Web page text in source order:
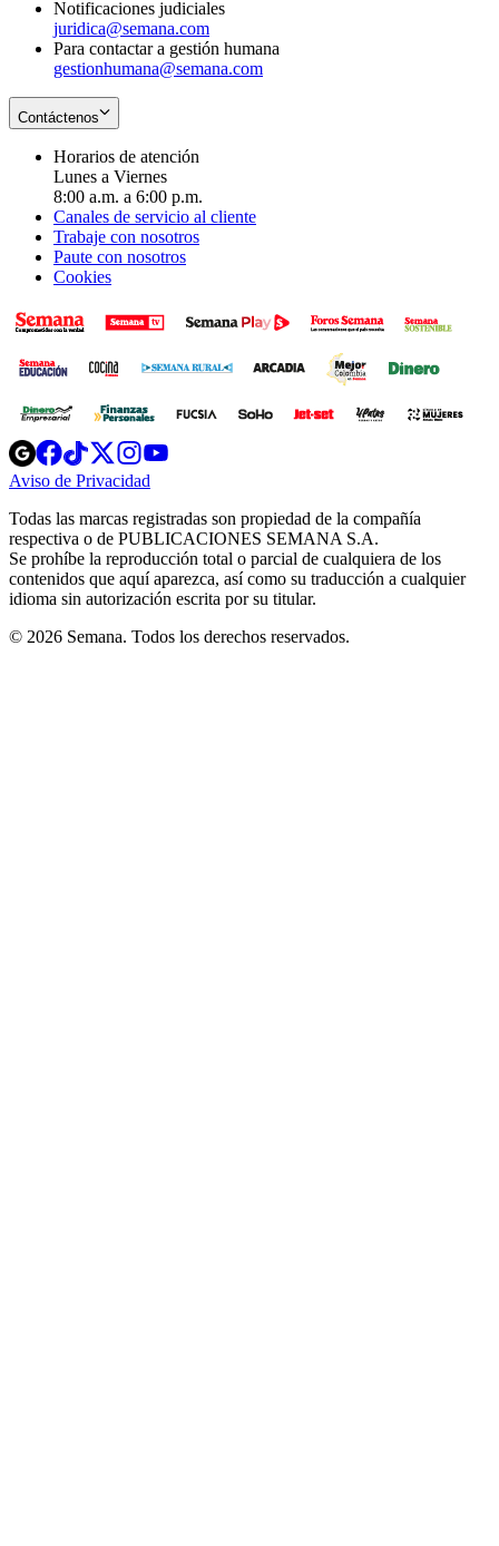
Notificaciones judiciales
juridica@semana.com
Para contactar a gestión humana
gestionhumana@semana.com
Contáctenos
Horarios de atención
Lunes a Viernes
8:00 a.m. a 6:00 p.m.
Canales de servicio al cliente
Trabaje con nosotros
Paute con nosotros
Cookies
Opens
in
new
Opens
in
new
Opens
in
new
window
Opens
new
windowwindow
Aviso de Privacidad
new
window
Todas las marcas registradas son propiedad de la compañía
respectiva o de PUBLICACIONES SEMANA S.A.
Se prohíbe la reproducción total o parcial de cualquiera de los
contenidos que aquí aparezca, así como su traducción a cualquier
idioma sin autorización escrita por su titular.
© 2026 Semana. Todos los derechos reservados.